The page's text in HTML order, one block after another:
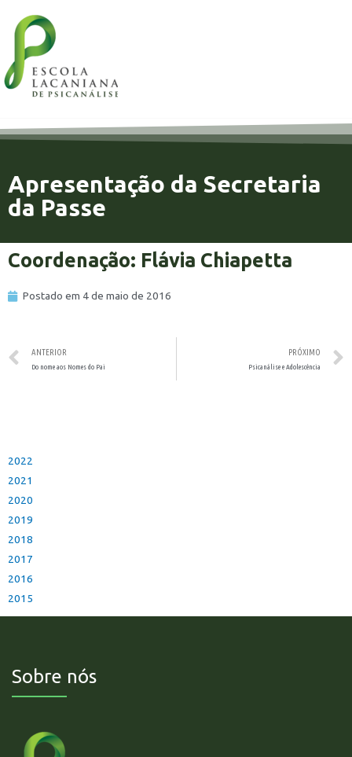
Apresentação da Secretaria
da Passe
Coordenação: Flávia Chiapetta
Postado em 4 de maio de 2016
ANTERIOR
Do nome aos Nomes do Pai
PRÓXIMO
Psicanálise e Adolescência
2022
2021
2020
2019
2018
2017
2016
2015
Sobre nós